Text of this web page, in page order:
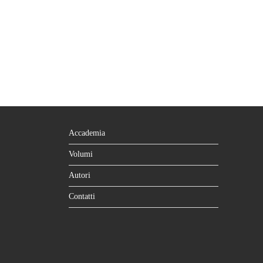
Accademia
Volumi
Autori
Contatti